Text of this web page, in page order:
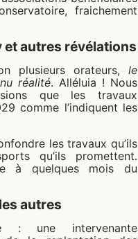
fraichement
et autres révélations
plusieurs orateurs, le
réalité. Alléluia ! Nous
que les travaux
comme l’indiquent les
les travaux qu’ils
qu’ils promettent.
à quelques mois du
autres
: une intervenante